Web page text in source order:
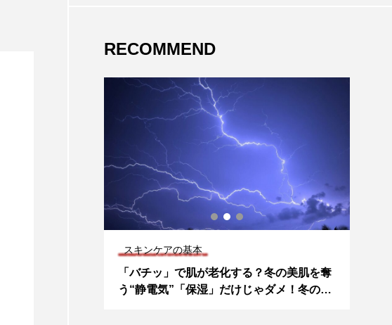
RECOMMEND
スキンケアの基本
「バチッ」で肌が老化する？冬の美肌を奪
う“静電気”「保湿」だけじゃダメ！冬の肌